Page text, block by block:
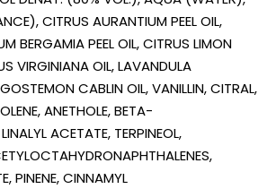
CITRUS AURANTIUM PEEL OIL,
BERGAMIA PEEL OIL, CITRUS LIMON
VIRGINIANA OIL, LAVANDULA
CABLIN OIL, VANILLIN, CITRAL,
ANETHOLE, BETA-
ACETATE, TERPINEOL,
PINENE, CINNAMYL